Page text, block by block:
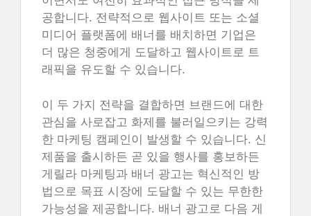
공합니다. 전략적으로 웹사이트 또는 소셜
미디어 플랫폼에 배너를 배치하면 기업은
더 많은 청중에게 도달하고 웹사이트로 트
래픽을 유도할 수 있습니다.
이 두 가지 전략을 결합하면 브랜드에 대한
관심을 사로잡고 화제를 불러일으키는 강력
한 마케팅 캠페인이 발생할 수 있습니다. 신
제품을 출시하든 곧 있을 행사를 홍보하든
게릴라 마케팅과 배너 광고는 혁신적인 방
법으로 목표 시장에 도달할 수 있는 무한한
가능성을 제공합니다. 배너 광고로 다음 게